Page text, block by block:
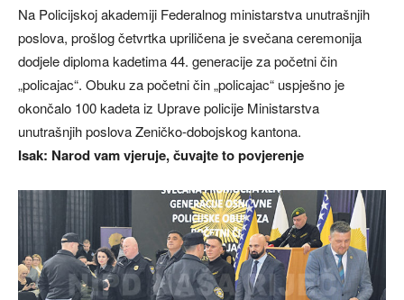
Na Policijskoj akademiji Federalnog ministarstva unutrašnjih
poslova, prošlog četvrtka upriličena je svečana ceremonija
dodjele diploma kadetima 44. generacije za početni čin
„policajac“. Obuku za početni čin „policajac“ uspješno je
okončalo 100 kadeta iz Uprave policije Ministarstva
unutrašnjih poslova Zeničko-dobojskog kantona.
Isak: Narod vam vjeruje, čuvajte to povjerenje